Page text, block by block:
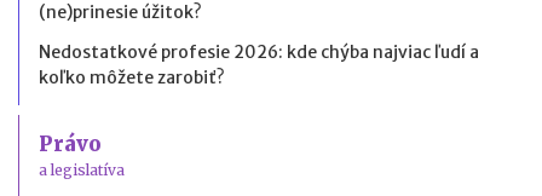
(ne)prinesie úžitok?
Nedostatkové profesie 2026: kde chýba najviac ľudí a
koľko môžete zarobiť?
Právo
a legislatíva